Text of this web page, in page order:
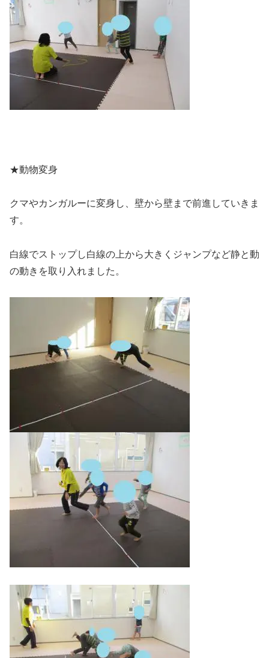
★動物変身
クマやカンガルーに変身し、壁から壁まで前進していきま
す。
白線でストップし白線の上から大きくジャンプなど静と動
の動きを取り入れました。